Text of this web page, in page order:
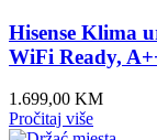
Hisense Klima
WiFi Ready,
1.699,00 KM
Pročitaj više